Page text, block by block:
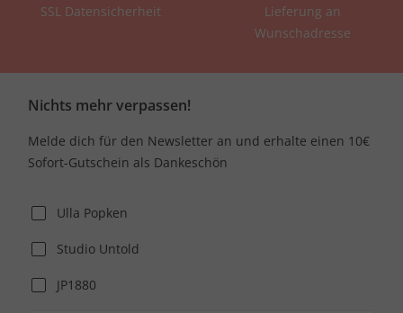
SSL Datensicherheit
Lieferung an
Wunschadresse
Nichts mehr verpassen!
Melde dich für den Newsletter an und erhalte einen 10€
Sofort-Gutschein als Dankeschön
Ulla Popken
Studio Untold
JP1880